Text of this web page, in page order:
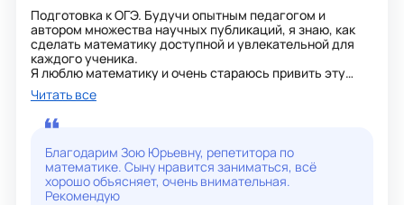
Подготовка к ОГЭ. Будучи опытным педагогом и
автором множества научных публикаций, я знаю, как
сделать математику доступной и увлекательной для
каждого ученика.
Я люблю математику и очень стараюсь привить эту
любовь детям.
Ведь без математики наша жизнь была бы скучной и
однообразной, мы много бы не узнали об окружающем
нас мире.
К каждому ребенку нахожу индивидуальный подход.
Объясняю доступно, легко и просто.
Читать все
Благодарим Зою Юрьевну, репетитора по
математике. Сыну нравится заниматься, всё
хорошо объясняет, очень внимательная.
Рекомендую